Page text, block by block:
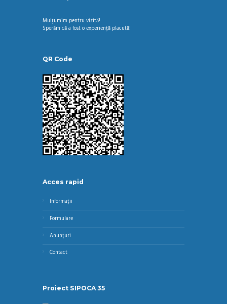
Mulțumim pentru vizită!
Sperăm că a fost o experiență placută!
QR Code
Acces rapid
Informații
Formulare
Anunțuri
Contact
Proiect SIPOCA 35